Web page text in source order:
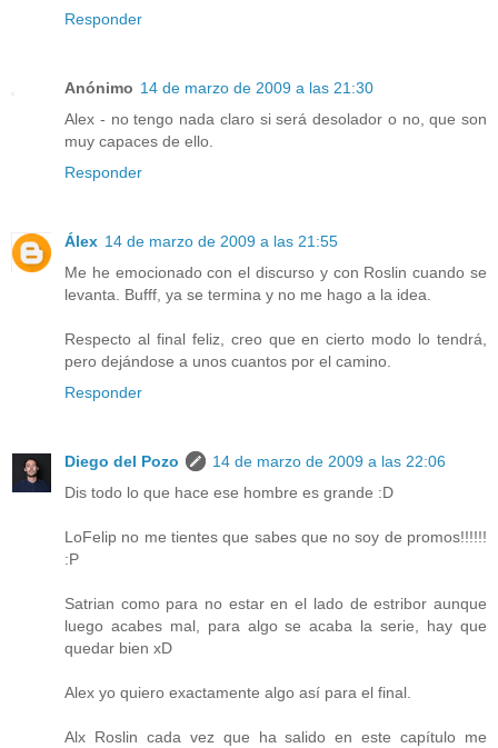
Responder
Anónimo 14 de marzo de 2009 a las 21:30
Alex - no tengo nada claro si será desolador o no, que son
muy capaces de ello.
Responder
Álex 14 de marzo de 2009 a las 21:55
Me he emocionado con el discurso y con Roslin cuando se
levanta. Bufff, ya se termina y no me hago a la idea.
Respecto al final feliz, creo que en cierto modo lo tendrá,
pero dejándose a unos cuantos por el camino.
Responder
Diego del Pozo
14 de marzo de 2009 a las 22:06
Dis todo lo que hace ese hombre es grande :D
LoFelip no me tientes que sabes que no soy de promos!!!!!!
:P
Satrian como para no estar en el lado de estribor aunque
luego acabes mal, para algo se acaba la serie, hay que
quedar bien xD
Alex yo quiero exactamente algo así para el final.
Alx Roslin cada vez que ha salido en este capítulo me